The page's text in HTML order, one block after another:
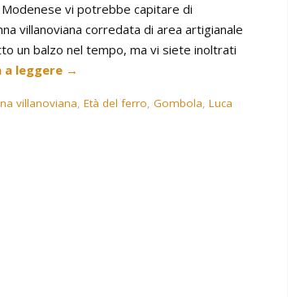
Modenese vi potrebbe capitare di
villanoviana corredata di area artigianale
un balzo nel tempo, ma vi siete inoltrati
a leggere →
villanoviana, Età del ferro, Gombola, Luca